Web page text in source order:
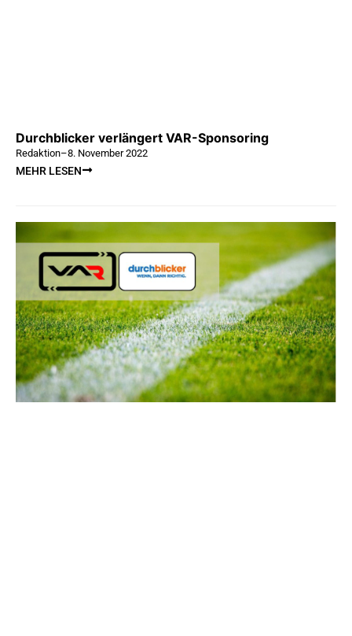
Durchblicker verlängert VAR-Sponsoring
Redaktion–8. November 2022
MEHR LESEN